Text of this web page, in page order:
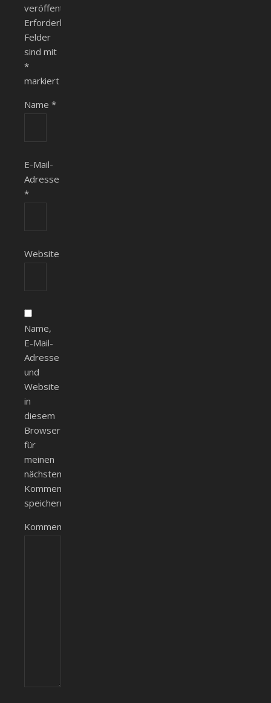
veröffentlicht.
Erforderliche
Felder
sind mit
*
markiert
Name *
E-Mail-
Adresse
*
Website
Name,
E-Mail-
Adresse
und
Website
in
diesem
Browser
für
meinen
nächsten
Kommentar
speichern.
Kommentieren